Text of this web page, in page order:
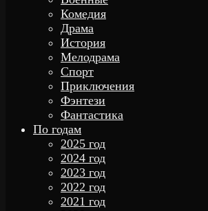
Комедия
Драма
История
Мелодрама
Спорт
Приключения
Фэнтези
Фантастика
По годам
2025 год
2024 год
2023 год
2022 год
2021 год